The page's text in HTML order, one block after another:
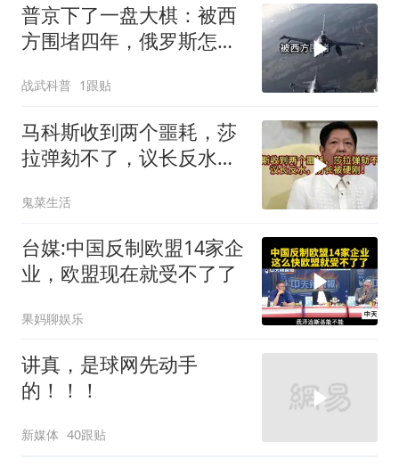
普京下了一盘大棋：被西
方围堵四年，俄罗斯怎么
战武科普 1跟贴
马科斯收到两个噩耗，莎
拉弹劾不了，议长反水，
鬼菜生活
台媒:中国反制欧盟14家企
业，欧盟现在就受不了了
果妈聊娱乐
讲真，是球网先动手
的！！！
新媒体 40跟贴